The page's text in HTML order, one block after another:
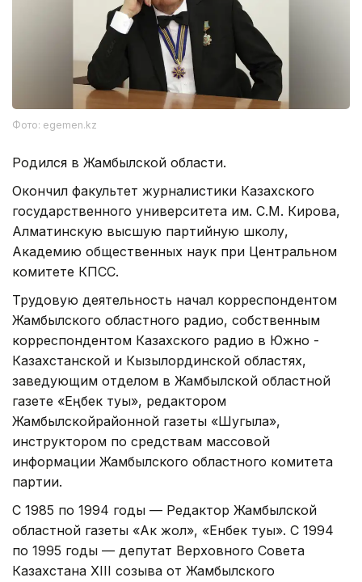
Фото: egemen.kz
Родился в Жамбылской области.
Окончил факультет журналистики Казахского
государственного университета им. С.М. Кирова,
Алматинскую высшую партийную школу,
Академию общественных наук при Центральном
комитете КПСС.
Трудовую деятельность начал корреспондентом
Жамбылского областного радио, собственным
корреспондентом Казахского радио в Южно -
Казахстанской и Кызылординской областях,
заведующим отделом в Жамбылской областной
газете «Еңбек туы», редактором
Жамбылскойрайонной газеты «Шугыла»,
инструктором по средствам массовой
информации Жамбылского областного комитета
партии.
С 1985 по 1994 годы — Редактор Жамбылской
областной газеты «Ак жол», «Енбек туы». С 1994
по 1995 годы — депутат Верховного Совета
Казахстана XIII созыва от Жамбылского